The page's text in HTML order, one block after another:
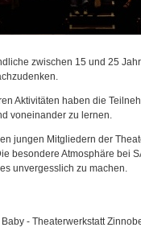
zwischen 15 und 25
Aktivitäten haben die
voneinander zu lernen.
jungen Mitgliedern der
besondere Atmosphäre bei
unvergesslich zu machen.
- Theaterwerkstatt